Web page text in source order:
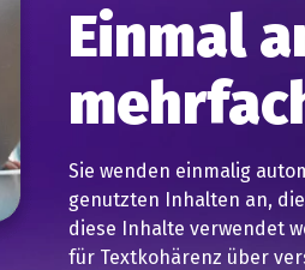
Einmal
Sie wenden einmalig
genutzten Inhalten an,
diese Inhalte verwendet
für Textkohärenz über